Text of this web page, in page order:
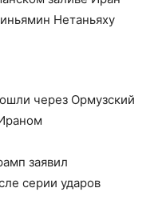
Нетаньяху
через Ормузский
заявил
серии ударов